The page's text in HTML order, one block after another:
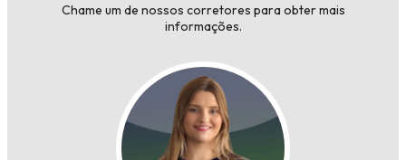
Chame um de nossos corretores para obter mais
informações.